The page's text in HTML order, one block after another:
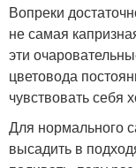
Вопреки
не самая
эти
цветовода
чувствовать себя
Для нормального
высадить в